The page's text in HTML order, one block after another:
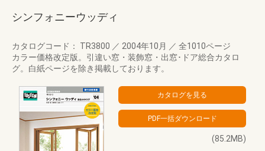
シンフォニーウッディ
カタログコード： TR3800 ／ 2004年10月 ／ 全1010ページ
カラー価格改定版。引違い窓・装飾窓・出窓･ドア総合カタロ
グ。白紙ページを除き掲載しております。
(85.2MB)